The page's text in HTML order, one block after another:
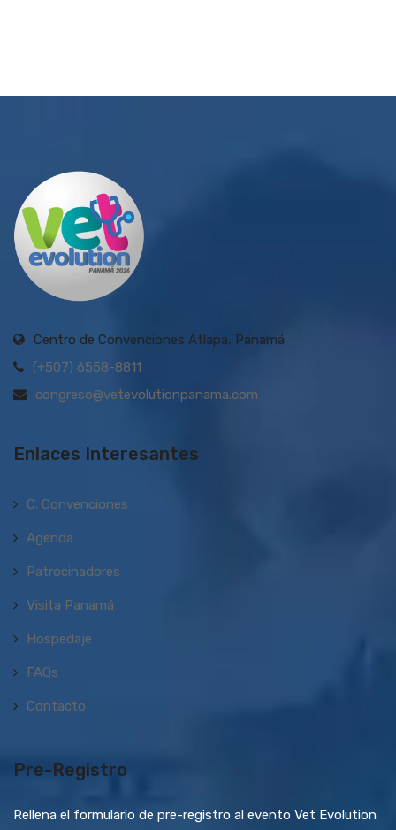
Centro de Convenciones Atlapa, Panamá
(+507) 6558-8811
congreso@vetevolutionpanama.com
Enlaces Interesantes
C. Convenciones
Agenda
Patrocinadores
Visita Panamá
Hospedaje
FAQs
Contacto
Pre-Registro
Rellena el formulario de pre-registro al evento Vet Evolution